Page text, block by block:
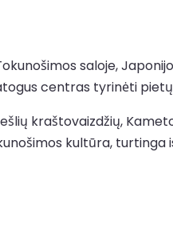
saloje,
centras tyrinėti
kraštovaizdžių,
kultūra,